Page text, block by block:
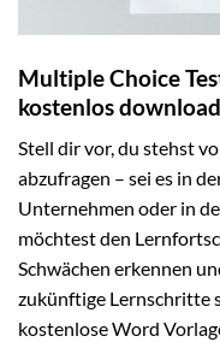
Multiple Choice
kostenlos
Stell dir vor, du stehst
abzufragen – sei es in
Unternehmen oder in
möchtest den
Schwächen erkennen
zukünftige Lernschritte
kostenlose Word